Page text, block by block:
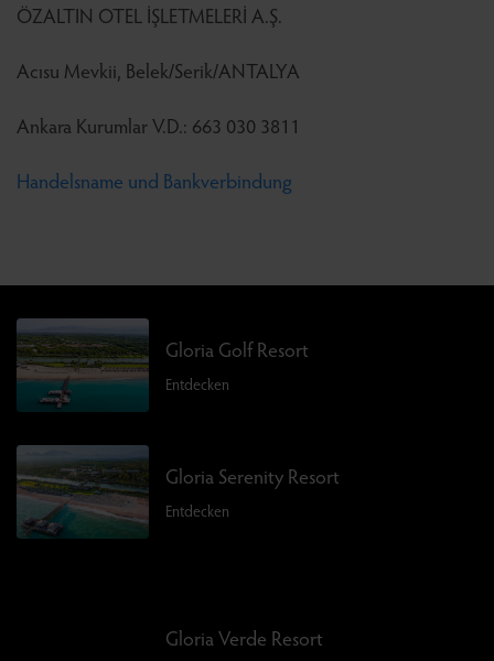
ÖZALTIN OTEL İŞLETMELERİ A.Ş.
Acısu Mevkii, Belek/Serik/ANTALYA
Ankara Kurumlar V.D.: 663 030 3811
Handelsname und Bankverbindung
Gloria Golf Resort
Entdecken
Gloria Serenity Resort
Entdecken
Gloria Verde Resort